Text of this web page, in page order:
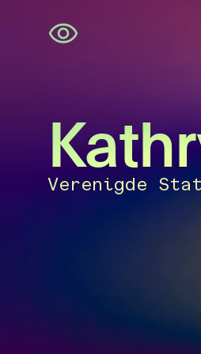
Navigatie
overslaan
Verenigde